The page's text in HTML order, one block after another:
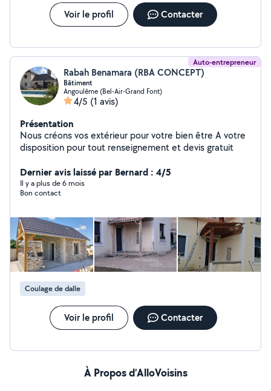
Voir le profil Contacter
Auto-entrepreneur
Rabah Benamara (RBA CONCEPT)
Bâtiment
Angoulême (Bel-Air-Grand Font)
4/5 (1 avis)
Présentation
Nous créons vos extérieur pour votre bien être A votre
disposition pour tout renseignement et devis gratuit
Dernier avis laissé par Bernard : 4/5
Il y a plus de 6 mois
Bon contact
Coulage de dalle
Voir le profil Contacter
À Propos d’AlloVoisins